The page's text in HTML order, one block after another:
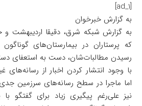
[ad_1]
به گزارش خبرخوان
به گزارش شبکه شرق، دقیقا اردیبهشت و
که پرستاران در بیمارستان‌های
رسیدن مطالبات‌شان، دست به استعفای
با وجود انتشار کردن اخبار از
اما ماجرا در سطح رسانه‌های سرزمین
نیز علی‌رغم پیگیری زیاد برای گفتگو با